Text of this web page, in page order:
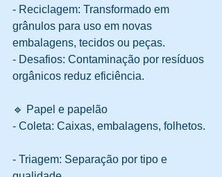
- Reciclagem: Transformado em
grânulos para uso em novas
embalagens, tecidos ou peças.
- Desafios: Contaminação por resíduos
orgânicos reduz eficiência.
🔹 Papel e papelão
- Coleta: Caixas, embalagens, folhetos.
- Triagem: Separação por tipo e